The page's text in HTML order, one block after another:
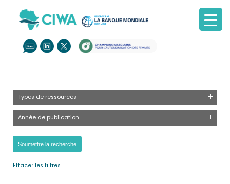
Types de ressources
Année de publication
Effacer les filtres